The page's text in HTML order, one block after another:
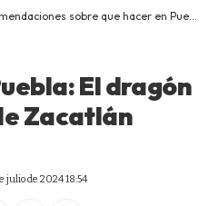
sobre que hacer en Puebla
El dragón
Zacatlán
julio de 2024 18:54